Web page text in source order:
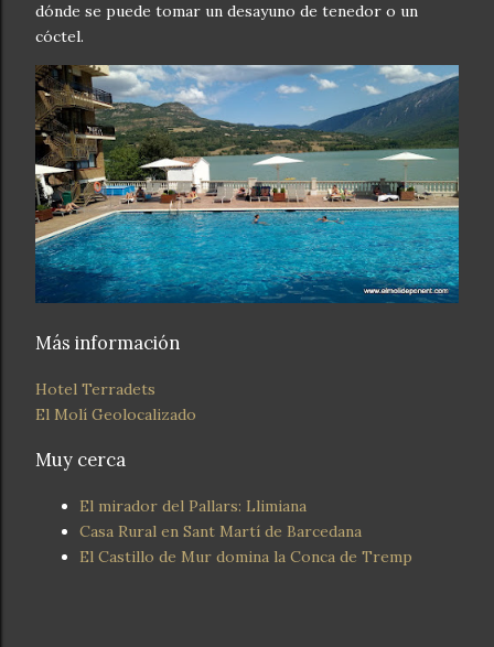
dónde se puede tomar un desayuno de tenedor o un
cóctel.
Más información
Hotel Terradets
El Molí Geolocalizado
Muy cerca
El mirador del Pallars: Llimiana
Casa Rural en Sant Martí de Barcedana
El Castillo de Mur domina la Conca de Tremp